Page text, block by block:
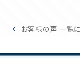
お客様の声 一覧